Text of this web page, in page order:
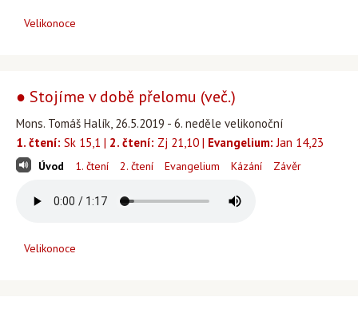
Velikonoce
● Stojíme v době přelomu (več.)
Mons. Tomáš Halík, 26.5.2019 - 6. neděle velikonoční
1. čtení: Sk 15,1 | 2. čtení: Zj 21,10 | Evangelium: Jan 14,23
Úvod 1. čtení 2. čtení Evangelium Kázání Závěr
Velikonoce